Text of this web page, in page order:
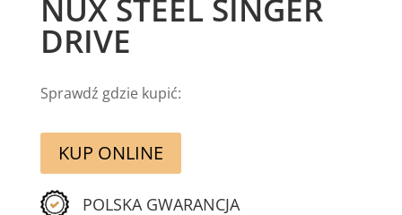
NUX STEEL SINGER
DRIVE
Sprawdź gdzie kupić:
KUP ONLINE
POLSKA GWARANCJA